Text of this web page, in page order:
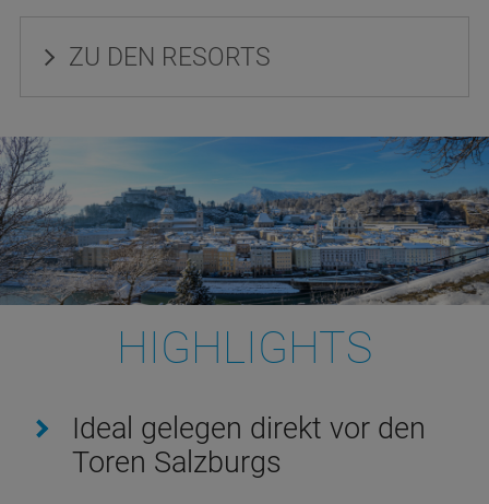
ZU DEN RESORTS
HIGHLIGHTS
Ideal gelegen direkt vor den
Toren Salzburgs